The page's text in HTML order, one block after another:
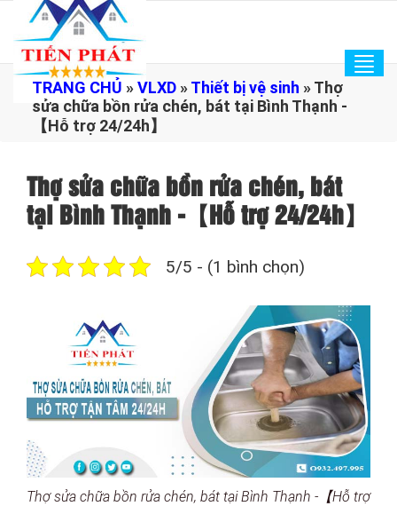
TRANG CHỦ »VLXD »Thiết bị vệ sinh »Thợ
sửa chữa bồn rửa chén, bát tại Bình Thạnh -
【Hỗ trợ 24/24h】
Thợ sửa chữa bồn rửa chén, bát
tại Bình Thạnh -【Hỗ trợ 24/24h】
5/5 - (1 bình chọn)
Thợ sửa chữa bồn rửa chén, bát tại Bình Thạnh -【Hỗ trợ